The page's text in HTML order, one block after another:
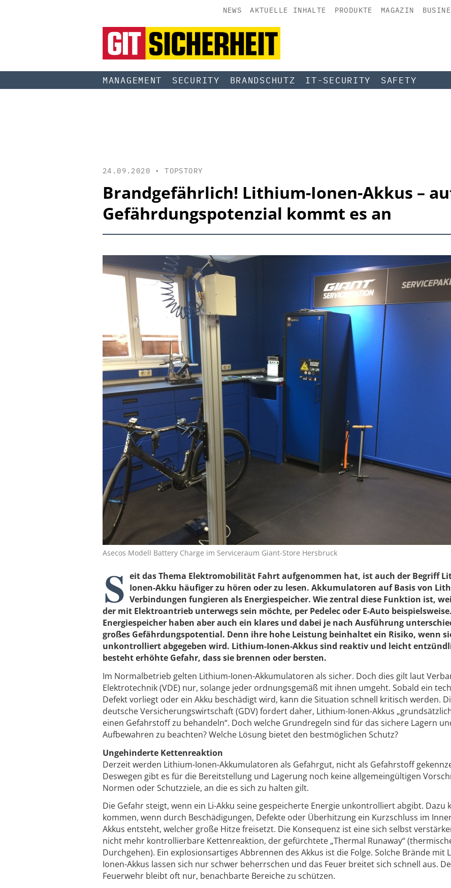
NEWS AKTUELLE INHALTE PRODUKTE MAGAZIN
MANAGEMENT SECURITY BRANDSCHUTZ IT-SECURITY SAFETY
24.09.2020 •TOPSTORY
Brandgefährlich! Lithium-Ionen-Akkus –
Gefährdungspotenzial kommt es an
Asecos Modell Battery Charge im Serviceraum Giant-Store Hersbruck
S eit das Thema Elektromobilität Fahrt aufgenommen hat, ist auch der Begriff
Ionen-Akku häufiger zu hören oder zu lesen. Akkumulatoren auf Basis von
Verbindungen fungieren als Energiespeicher. Wie zentral diese Funktion ist,
der mit Elektroantrieb unterwegs sein möchte, per Pedelec oder E-Auto
Energiespeicher haben aber auch ein klares und dabei je nach Ausführung
großes Gefährdungspotential. Denn ihre hohe Leistung beinhaltet ein Risiko, wenn
unkontrolliert abgegeben wird. Lithium-Ionen-Akkus sind reaktiv und leicht
besteht erhöhte Gefahr, dass sie brennen oder bersten.
Im Normalbetrieb gelten Lithium-Ionen-Akkumulatoren als sicher. Doch dies gilt laut
Elektrotechnik (VDE) nur, solange jeder ordnungsgemäß mit ihnen umgeht. Sobald ein
Defekt vorliegt oder ein Akku beschädigt wird, kann die Situation schnell kritisch werden.
deutsche Versicherungswirtschaft (GDV) fordert daher, Lithium-Ionen-Akkus
einen Gefahrstoff zu behandeln“. Doch welche Grundregeln sind für das sichere Lagern
Aufbewahren zu beachten? Welche Lösung bietet den bestmöglichen Schutz?
Ungehinderte Kettenreaktion
Derzeit werden Lithium-Ionen-Akkumulatoren als Gefahrgut, nicht als Gefahrstoff
Deswegen gibt es für die Bereitstellung und Lagerung noch keine allgemeingültigen
Normen oder Schutzziele, an die es sich zu halten gilt.
Die Gefahr steigt, wenn ein Li-Akku seine gespeicherte Energie unkontrolliert abgibt. Dazu
kommen, wenn durch Beschädigungen, Defekte oder Überhitzung ein Kurzschluss im
Akkus entsteht, welcher große Hitze freisetzt. Die Konsequenz ist eine sich selbst
nicht mehr kontrollierbare Kettenreaktion, der gefürchtete „Thermal Runaway“
Durchgehen). Ein explosionsartiges Abbrennen des Akkus ist die Folge. Solche Brände mit
Ionen-Akkus lassen sich nur schwer beherrschen und das Feuer breitet sich schnell aus.
Feuerwehr bleibt oft nur, benachbarte Bereiche zu schützen.